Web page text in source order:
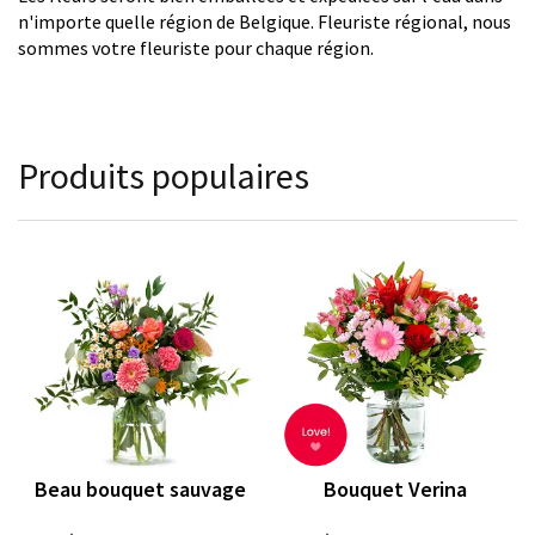
n'importe quelle région de Belgique. Fleuriste régional, nous
sommes votre fleuriste pour chaque région.
Produits populaires
Beau bouquet sauvage Bouquet Verina